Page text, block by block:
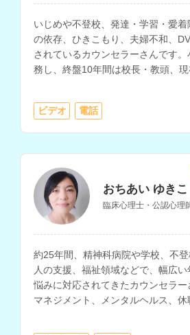
いじめや不登校、発達・学習・愛
の依存、ひきこもり、夫婦不和、
されているカウンセラーさんです
務し、終盤10年間は校長・教頭、現
ンセラーとして、生徒や保護者の
ビデオ 電話
おちあい ゆきこ
臨床心理士・公認心理
約25年間、精神科病院や学校、不登
人の支援、福祉領域などで、幅広
悩みに対応されてきたカウンセラ
マネジメント、メンタルヘルス、休
ケーションについての相談を得意